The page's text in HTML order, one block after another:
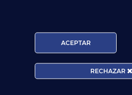
ACEPTAR
RECHAZAR